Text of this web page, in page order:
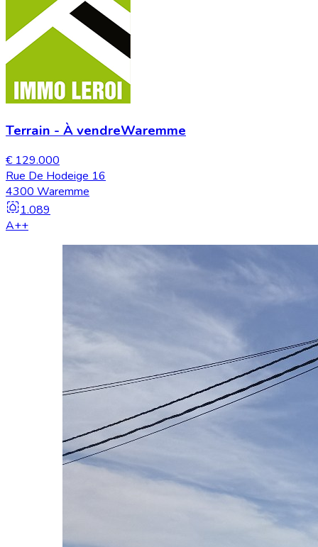
Terrain - À vendreWaremme
€ 129.000
Rue De Hodeige 16
4300 Waremme
1.089
A++